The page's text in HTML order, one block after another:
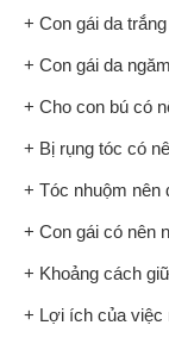
+ Con gái da
+ Con gái da
+ Cho con bú có
+ Bị rụng tóc có
+ Tóc nhuộm nên
+ Con gái có nên
+ Khoảng cách
+ Lợi ích của việc